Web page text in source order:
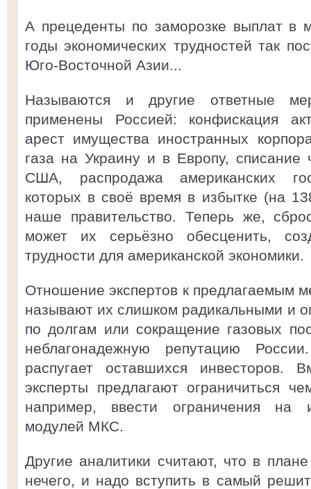
А прецеденты по заморозке выплат
годы экономических трудностей так
Юго-Восточной Азии...
Называются и другие ответные
применены Россией: конфискация
арест имущества иностранных
газа на Украину и в Европу, списание
США, распродажа американских
которых в своё время в избытке (на
наше правительство. Теперь же,
может их серьёзно обесценить,
трудности для американской экономики.
Отношение экспертов к предлагаемым
называют их слишком радикальными и
по долгам или сокращение газовых
неблагонадежную репутацию
распугает оставшихся инвесторов.
эксперты предлагают ограничиться
например, ввести ограничения на
модулей МКС.
Другие аналитики считают, что в
нечего, и надо вступить в самый